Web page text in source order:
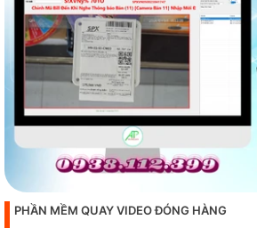
PHẦN MỀM QUAY VIDEO ĐÓNG HÀNG